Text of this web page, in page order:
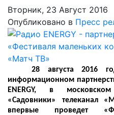
Вторник, 23 Август 2016
Опубликовано в Пресс
28 августа 2016
информационном
ENERGY, в
«Садовники» телеканал
впервые проведет